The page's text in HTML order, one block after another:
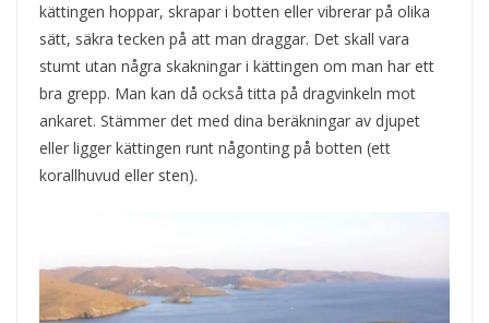
kättingen hoppar, skrapar i botten eller vibrerar på olika
sätt, säkra tecken på att man draggar. Det skall vara
stumt utan några skakningar i kättingen om man har ett
bra grepp. Man kan då också titta på dragvinkeln mot
ankaret. Stämmer det med dina beräkningar av djupet
eller ligger kättingen runt någonting på botten (ett
korallhuvud eller sten).